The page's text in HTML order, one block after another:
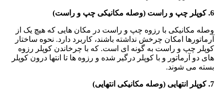
6. کوپلر چپ و راست (وصله مکانیکی چپ و راست)
وصله مکانیکی با رزوه چپ و راست در مکان هایی که هیچ یک از
آرماتورها امکان چرخش نداشته باشند، کاربرد دارد. نحوه ساختار
کوپلر چپ و راست به گونه ای است. که با چرخاندن کوپلر رزوه
های دو آرماتور و با کوپلر درگیر شده و رزوه ها تا انتها درون کوپلر
بسته می شوند.
7. کوپلر انتهایی (وصله مکانیکی انتهایی)